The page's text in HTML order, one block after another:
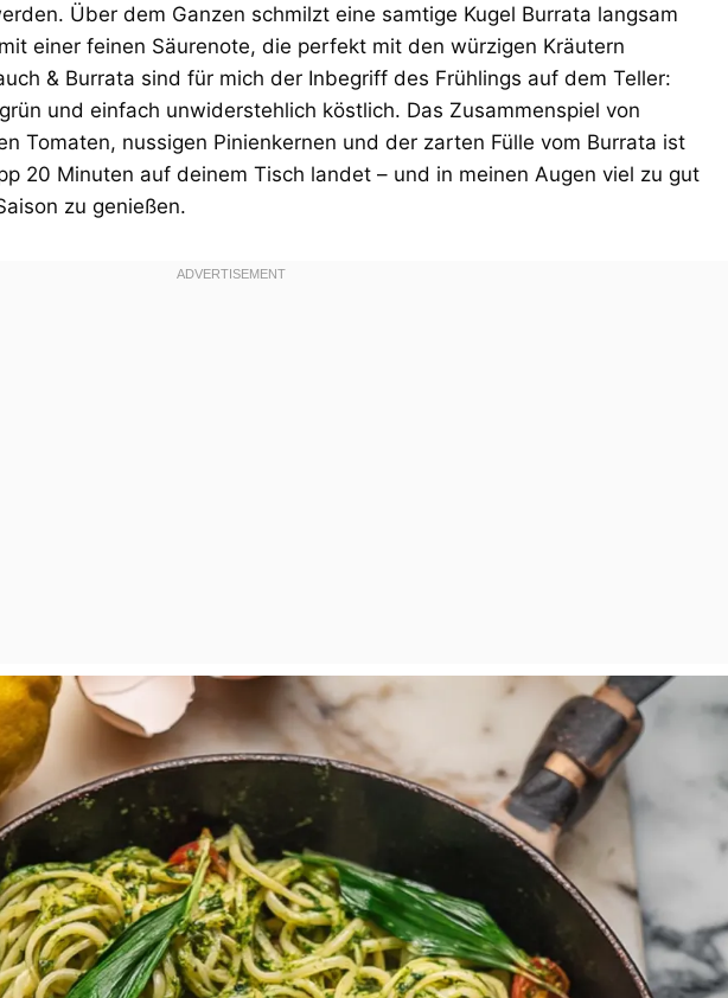
Über dem Ganzen schmilzt eine samtige Kugel Burrata langsam
einer feinen Säurenote, die perfekt mit den würzigen Kräutern
& Burrata sind für mich der Inbegriff des Frühlings auf dem Teller:
und einfach unwiderstehlich köstlich. Das Zusammenspiel von
Tomaten, nussigen Pinienkernen und der zarten Fülle vom Burrata ist
20 Minuten auf deinem Tisch landet – und in meinen Augen viel zu gut
zu genießen.